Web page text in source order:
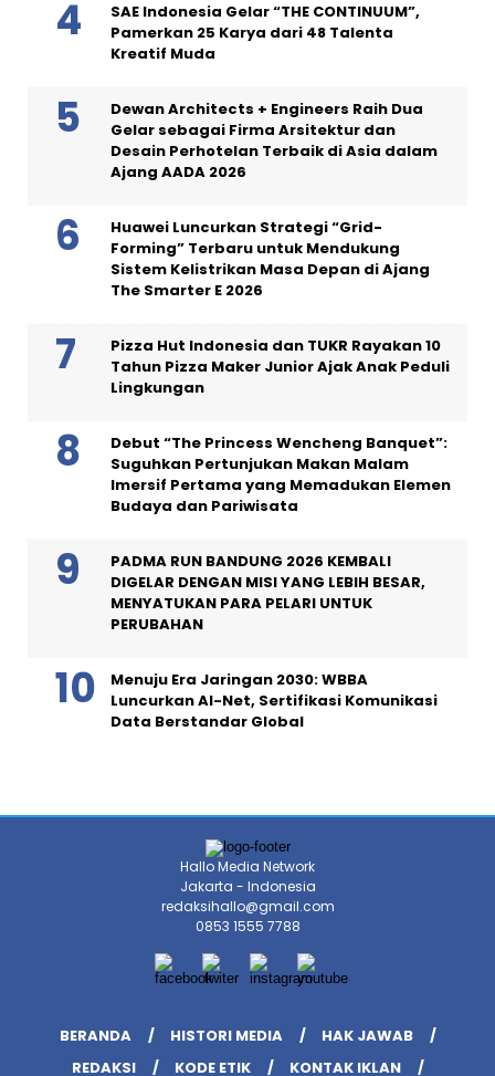
SAE Indonesia Gelar “THE CONTINUUM”,
Pamerkan 25 Karya dari 48 Talenta
Kreatif Muda
Dewan Architects + Engineers Raih Dua
Gelar sebagai Firma Arsitektur dan
Desain Perhotelan Terbaik di Asia dalam
Ajang AADA 2026
Huawei Luncurkan Strategi “Grid-
Forming” Terbaru untuk Mendukung
Sistem Kelistrikan Masa Depan di Ajang
The Smarter E 2026
Pizza Hut Indonesia dan TUKR Rayakan 10
Tahun Pizza Maker Junior Ajak Anak Peduli
Lingkungan
Debut “The Princess Wencheng Banquet”:
Suguhkan Pertunjukan Makan Malam
Imersif Pertama yang Memadukan Elemen
Budaya dan Pariwisata
PADMA RUN BANDUNG 2026 KEMBALI
DIGELAR DENGAN MISI YANG LEBIH BESAR,
MENYATUKAN PARA PELARI UNTUK
PERUBAHAN
Menuju Era Jaringan 2030: WBBA
Luncurkan AI-Net, Sertifikasi Komunikasi
Data Berstandar Global
Hallo Media Network
Jakarta - Indonesia
redaksihallo@gmail.com
0853 1555 7788
BERANDA HISTORI MEDIA
HAK JAWAB
REDAKSI
KODE ETIK KONTAK IKLAN